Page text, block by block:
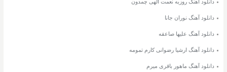
دانلود آهنگ روزبه نعمت الهی چمدون
دانلود آهنگ نوران جانا
دانلود آهنگ علیها صاعقه
دانلود آهنگ ارشیا رضوانی کارم تمومه
دانلود آهنگ ماهور باقری میرم